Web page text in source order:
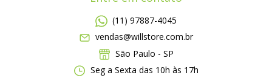
(11) 97887-4045
vendas@willstore.com.br
São Paulo - SP
Seg a Sexta das 10h às 17h